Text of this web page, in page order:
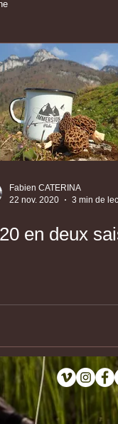
Fabien CATERINA
22 nov. 2020
3 min de
en deux